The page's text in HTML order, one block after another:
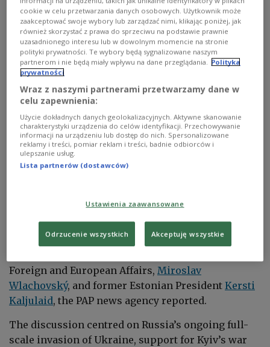
Poland's Foreign Minister Zbigniew Rau talks to reporters in Bratislava,
Slovakia, on Tuesday, May 30, 2023.
Zbigniew Raumade the remark at an international
security conference in Bratislava, Slovakia, on
Tuesday, Polish state news agency PAP reported.
During the GLOBSEC Bratislava Forum 2023,
discussion entitledLeading from the Centre: Central
officials.
Foreign and European Affairs, Miroslav
Wlachovský, and former Estonian President Kersti
Kaljulaid, the PAP news agency reported.
The discussion centred on Russia’s ongoing full-
scale invasion of Ukraine, support for Kyiv’s war
cookie w celu przetwarzania danych osobowych. Użytkownik może
zaakceptować swoje wybory lub zarządzać nimi, klikając poniżej, jak
również skorzystać z prawa do sprzeciwu na podstawie prawnie
uzasadnionego interesu lub w dowolnym momencie na stronie
polityki prywatności. Te wybory będą sygnalizowane naszym
partnerom i nie będą miały wpływu na dane przeglądania. Polityka
prywatności
Wraz z naszymi partnerami przetwarzamy dane w
celu zapewnienia:
Użycie dokładnych danych geolokalizacyjnych. Aktywne skanowanie
charakterystyki urządzenia do celów identyfikacji. Przechowywanie
informacji na urządzeniu lub dostęp do nich. Spersonalizowane
reklamy i treści, pomiar reklam i treści, badnie odbiorców i
ulepszanie usług.
Lista partnerów (dostawców)
Ustawienia zaawansowane
Odrzucenie wszystkich Akceptuję wszystkie